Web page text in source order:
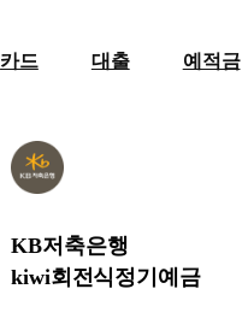
카드 대출 예적금
KB저축은행
kiwi회전식정기예금